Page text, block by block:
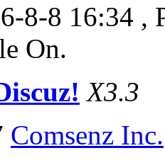
8-8 16:34 ,
On.
X3.3
Comsenz Inc.